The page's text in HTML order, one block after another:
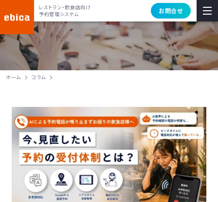
レストラン・飲食店向け
予約管理システム
お問合せ
ホーム コラム